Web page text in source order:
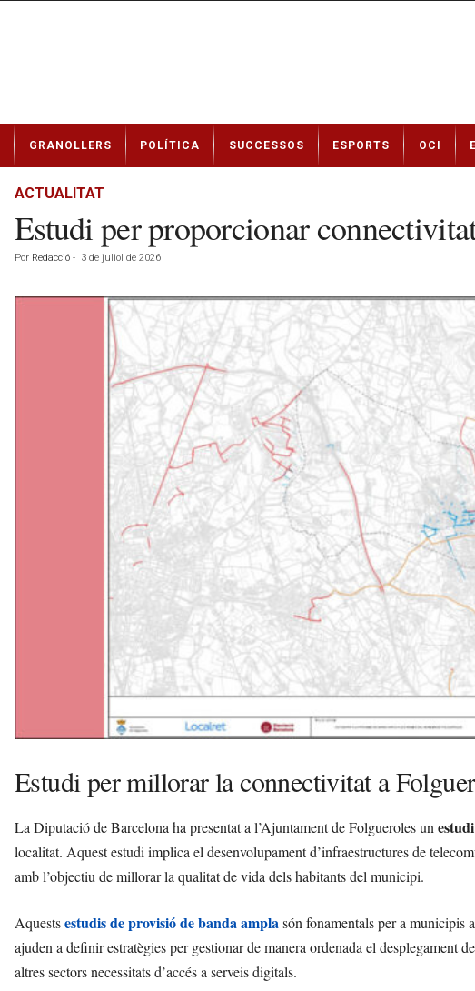
t
GRANOLLERS POLÍTICA SUCCESSOS ESPORTS OCI
ACTUALITAT
Estudi per proporcionar
Por Redacció - 3 de juliol de 2026
Estudi per millorar la connectivitat a
La Diputació de Barcelona ha presentat a l’Ajuntament de Folgueroles un
localitat. Aquest estudi implica el desenvolupament d’infraestructures de
amb l’objectiu de millorar la qualitat de vida dels habitants del municipi.
Aquestsestudis de provisió de banda amplasón fonamentals per a municipis
ajuden a definir estratègies per gestionar de manera ordenada el desplegament
altres sectors necessitats d’accés a serveis digitals.